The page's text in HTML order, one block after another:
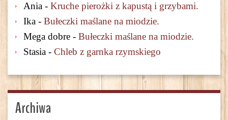
Ania - Kruche pierożki z kapustą i grzybami.
Ika - Bułeczki maślane na miodzie.
Mega dobre - Bułeczki maślane na miodzie.
Stasia - Chleb z garnka rzymskiego
Archiwa